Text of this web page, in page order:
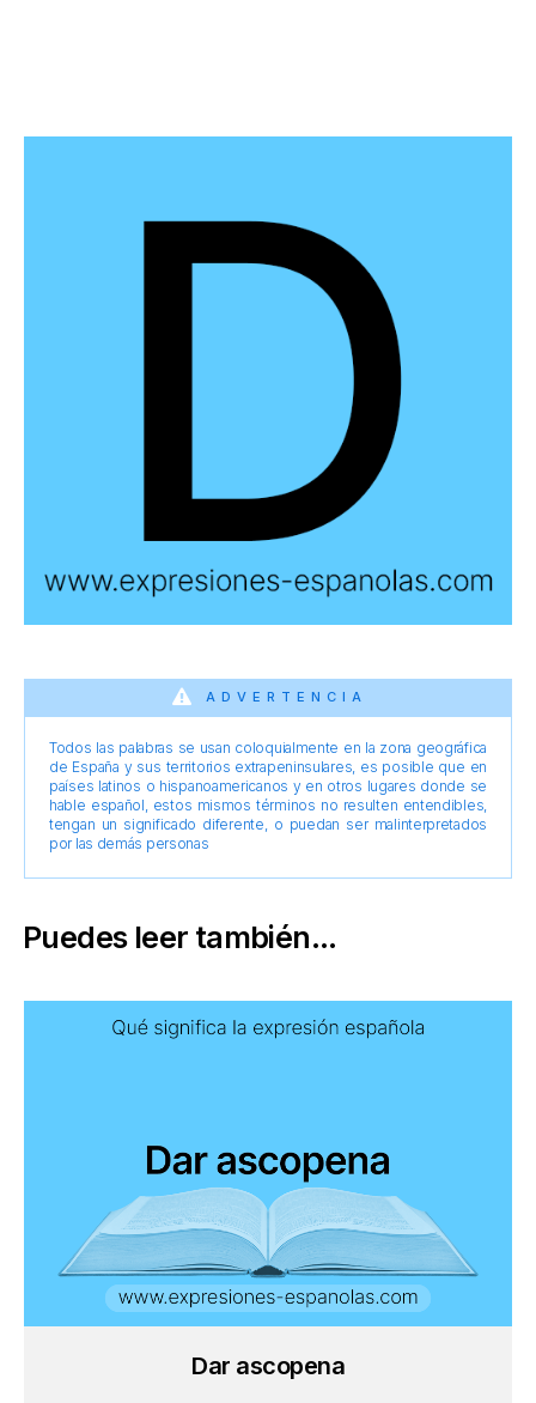
ADVERTENCIA
Todos las palabras se usan coloquialmente en la zona geográfica
de España y sus territorios extrapeninsulares, es posible que en
países latinos o hispanoamericanos y en otros lugares donde se
hable español, estos mismos términos no resulten entendibles,
tengan un significado diferente, o puedan ser malinterpretados
por las demás personas
Puedes leer también...
Dar ascopena